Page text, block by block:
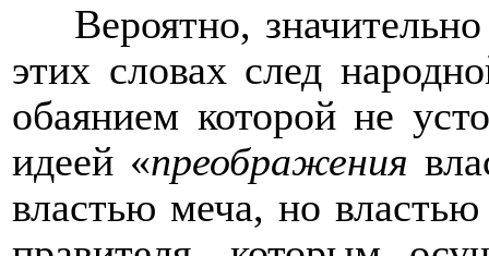
Вероятно,
этих словах след
обаянием которой не
идеей «преображения
властью меча, но